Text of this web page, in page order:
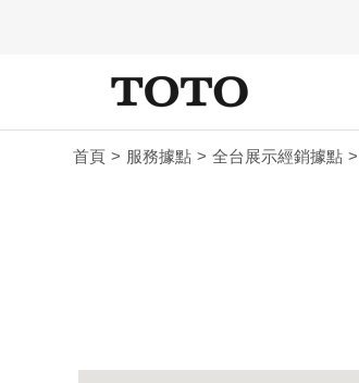
首頁 服務據點 全台展示經銷據點